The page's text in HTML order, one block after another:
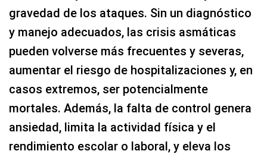
gravedad de los ataques. Sin un diagnóstico
y manejo adecuados, las crisis asmáticas
pueden volverse más frecuentes y severas,
aumentar el riesgo de hospitalizaciones y, en
casos extremos, ser potencialmente
mortales. Además, la falta de control genera
ansiedad, limita la actividad física y el
rendimiento escolar o laboral, y eleva los